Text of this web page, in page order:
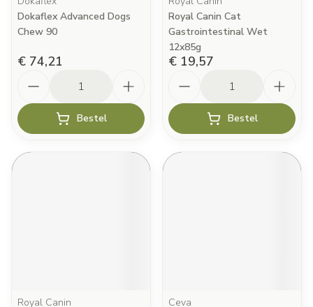
Dokaflex Advanced Dogs
Chew 90
€ 74,21
Bestel
Royal Canin Cat
Gastrointestinal Wet
12x85g
€ 19,57
Bestel
Royal Canin
Ceva